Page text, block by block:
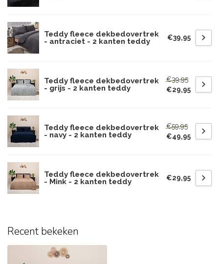
Teddy fleece dekbedovertrek
- antraciet - 2 kanten teddy
€39,95
Teddy fleece dekbedovertrek
- grijs - 2 kanten teddy
€39,95
€29,95
Teddy fleece dekbedovertrek
- navy - 2 kanten teddy
€59,95
€49,95
Teddy fleece dekbedovertrek
- Mink - 2 kanten teddy
€29,95
Recent bekeken